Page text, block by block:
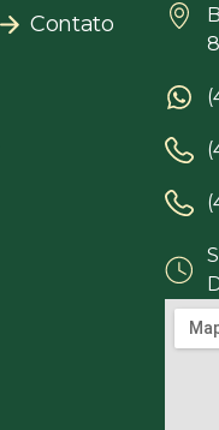
Contato